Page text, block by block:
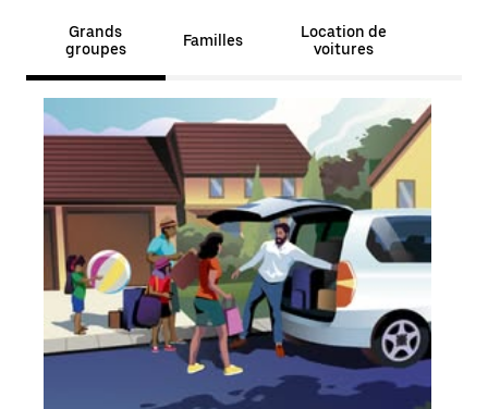
Grands
groupes
Familles
Location de
voitures